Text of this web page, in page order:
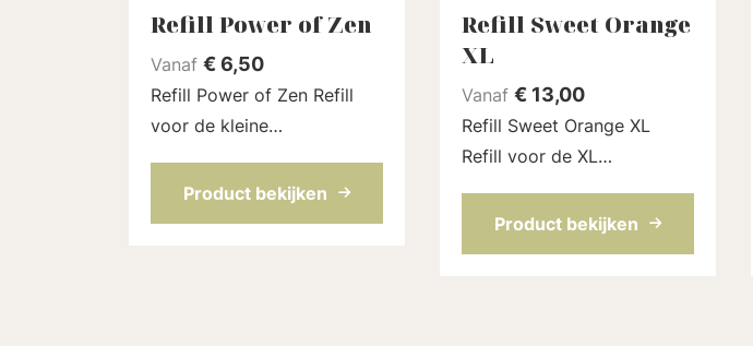
Refill Power of Zen
Vanaf €6,50
Refill Power of Zen Refill
voor de kleine
Loveli. Met de geur van
Product bekijken
Refill Sweet Orange
XL
Vanaf €13,00
Refill Sweet Orange XL
Refill voor de XL
Loveli. Met de zomerse
Product bekijken